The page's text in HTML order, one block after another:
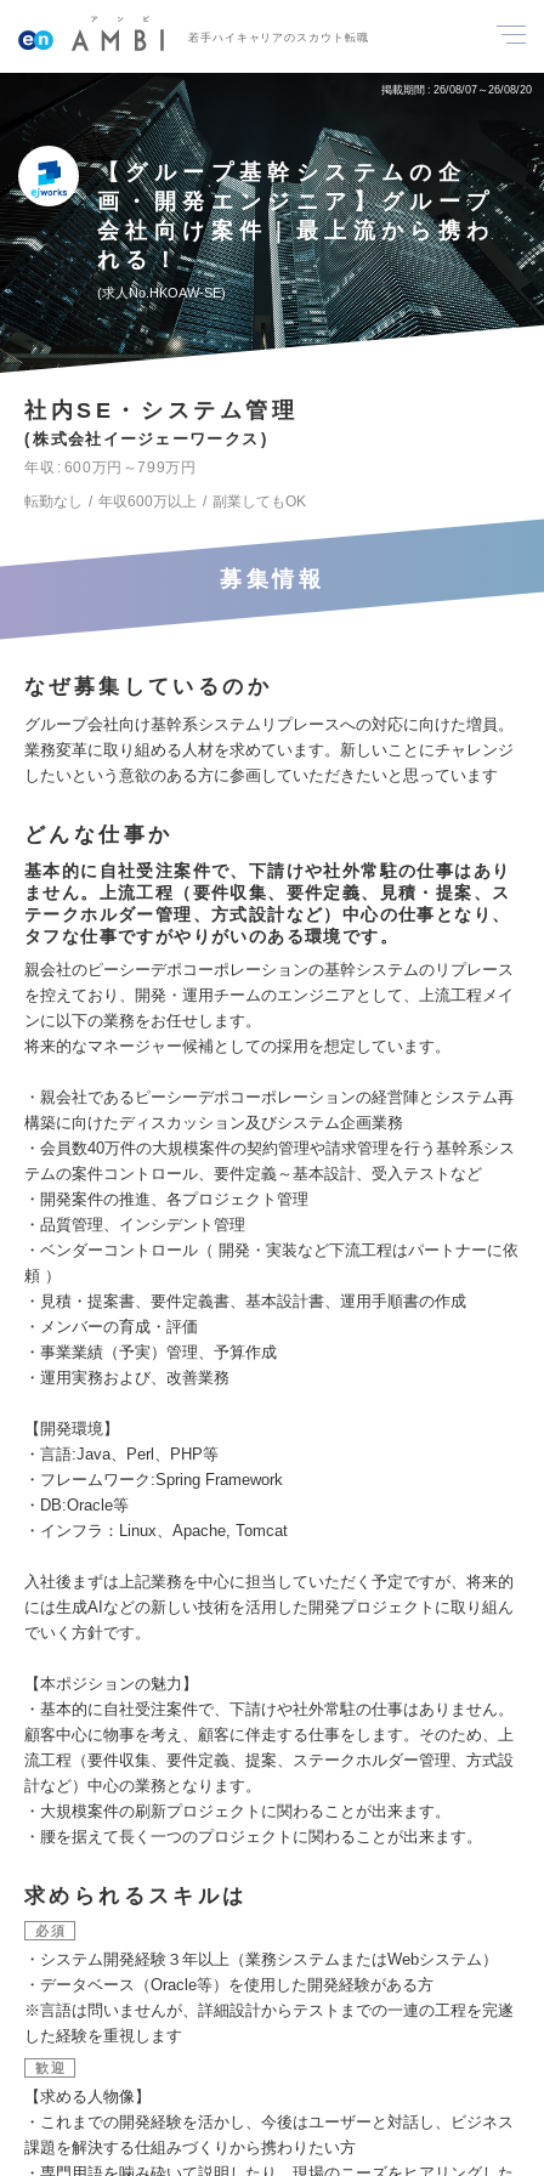
若手ハイキャリアのスカウト転職
掲載期間 26/08/07～26/08/20
【グループ基幹システムの企
画・開発エンジニア】グループ
会社向け案件｜最上流から携わ
れる！
求人No.HKOAW-SE
社内SE・システム管理
株式会社イージェーワークス
年収
600万円～799万円
転勤なし
年収600万以上 副業してもOK
募集情報
なぜ募集しているのか
グループ会社向け基幹系システムリプレースへの対応に向けた増員。
業務変革に取り組める人材を求めています。新しいことにチャレンジ
したいという意欲のある方に参画していただきたいと思っています
どんな仕事か
基本的に自社受注案件で、下請けや社外常駐の仕事はあり
ません。上流工程（要件収集、要件定義、見積・提案、ス
テークホルダー管理、方式設計など）中心の仕事となり、
タフな仕事ですがやりがいのある環境です。
親会社のピーシーデポコーポレーションの基幹システムのリプレース
を控えており、開発・運用チームのエンジニアとして、上流工程メイ
ンに以下の業務をお任せします。
将来的なマネージャー候補としての採用を想定しています。
・親会社であるピーシーデポコーポレーションの経営陣とシステム再
構築に向けたディスカッション及びシステム企画業務
・会員数40万件の大規模案件の契約管理や請求管理を行う基幹系シス
テムの案件コントロール、要件定義～基本設計、受入テストなど
・開発案件の推進、各プロジェクト管理
・品質管理、インシデント管理
・ベンダーコントロール（ 開発・実装など下流工程はパートナーに依
頼 ）
・見積・提案書、要件定義書、基本設計書、運用手順書の作成
・メンバーの育成・評価
・事業業績（予実）管理、予算作成
・運用実務および、改善業務
【開発環境】
・言語:Java、Perl、PHP等
・フレームワーク:Spring Framework
・DB:Oracle等
・インフラ：Linux、Apache, Tomcat
入社後まずは上記業務を中心に担当していただく予定ですが、将来的
には生成AIなどの新しい技術を活用した開発プロジェクトに取り組ん
でいく方針です。
【本ポジションの魅力】
・基本的に自社受注案件で、下請けや社外常駐の仕事はありません。
顧客中心に物事を考え、顧客に伴走する仕事をします。そのため、上
流工程（要件収集、要件定義、提案、ステークホルダー管理、方式設
計など）中心の業務となります。
・大規模案件の刷新プロジェクトに関わることが出来ます。
・腰を据えて長く一つのプロジェクトに関わることが出来ます。
求められるスキルは
必須
・システム開発経験３年以上（業務システムまたはWebシステム）
・データベース（Oracle等）を使用した開発経験がある方
※言語は問いませんが、詳細設計からテストまでの一連の工程を完遂
した経験を重視します
歓迎
【求める人物像】
・これまでの開発経験を活かし、今後はユーザーと対話し、ビジネス
課題を解決する仕組みづくりから携わりたい方